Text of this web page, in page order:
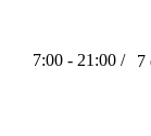
7:00 - 21:00 / 7